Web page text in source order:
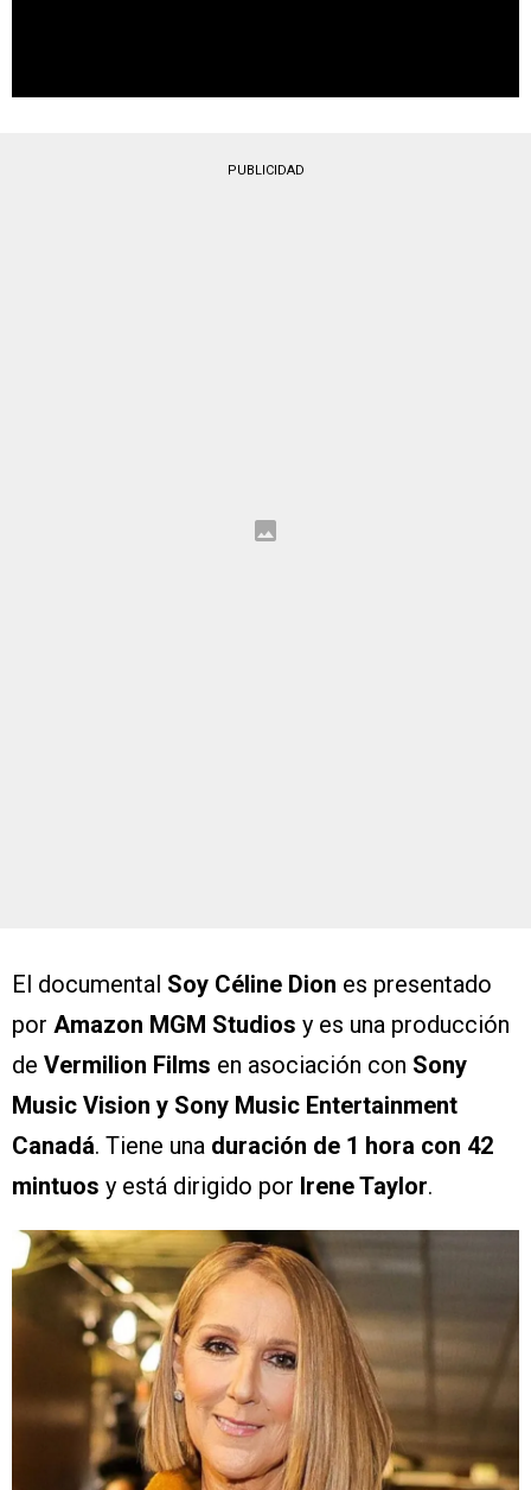
PUBLICIDAD
El documental Soy Céline Dion es presentado
por Amazon MGM Studios y es una producción
de Vermilion Films en asociación con Sony
Music Vision y Sony Music Entertainment
Canadá. Tiene una duración de 1 hora con 42
mintuos y está dirigido por Irene Taylor.